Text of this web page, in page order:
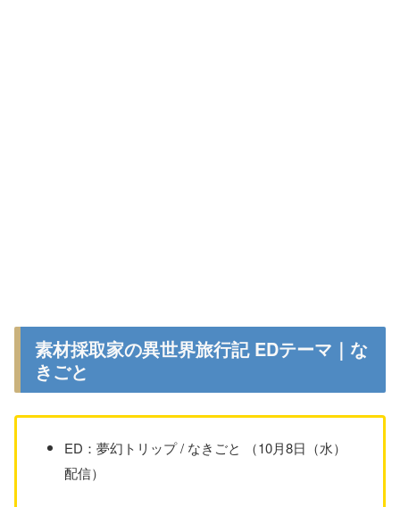
素材採取家の異世界旅行記 EDテーマ｜な
きごと
ED：夢幻トリップ / なきごと （10月8日（水）
配信）